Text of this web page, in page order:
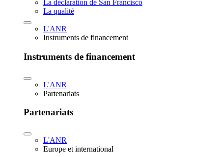
La déclaration de San Francisco
La qualité
L'ANR
Instruments de financement
Instruments de financement
L'ANR
Partenariats
Partenariats
L'ANR
Europe et international